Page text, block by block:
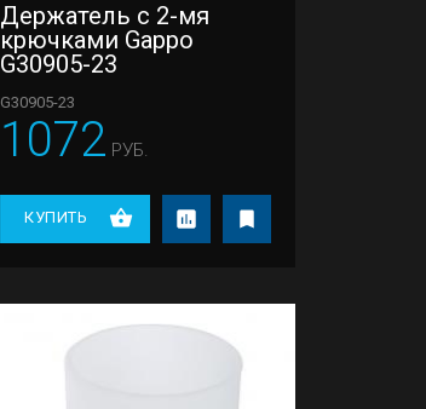
Держатель с 2-мя
крючками Gappo
G30905-23
G30905-23
1072 РУБ.
КУПИТЬ